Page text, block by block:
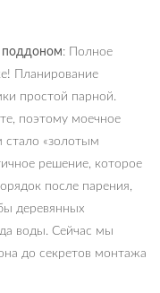
поддоном: Полное
Планирование
простой парной.
поэтому моечное
«золотым
решение, которое
после парения,
деревянных
воды. Сейчас мы
до секретов монтажа